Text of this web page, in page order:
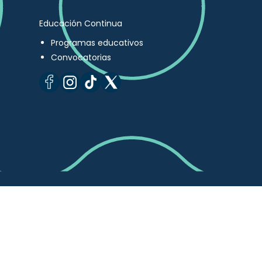
Educación Continua
Programas educativos
Convocatorias